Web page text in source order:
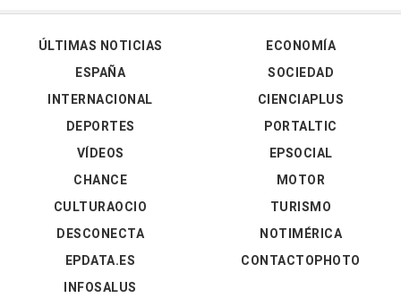
ÚLTIMAS NOTICIAS
ESPAÑA
INTERNACIONAL
DEPORTES
VÍDEOS
ECONOMÍA
SOCIEDAD
CIENCIAPLUS
PORTALTIC
EPSOCIAL
CHANCE
CULTURAOCIO
DESCONECTA
EPDATA.ES
INFOSALUS
MOTOR
TURISMO
NOTIMÉRICA
CONTACTOPHOTO